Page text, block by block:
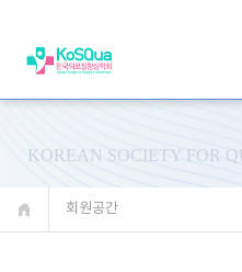
KOREAN SOCIETY FOR
회원공간